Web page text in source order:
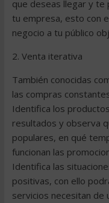
que deseas llegar y te
tu empresa, esto con
negocio a tu público
2. Venta iterativa
También conocidas
las compras
Identifica los
resultados y observa
populares, en qué
funcionan las
Identifica las
positivas, con ello
servicios necesitan